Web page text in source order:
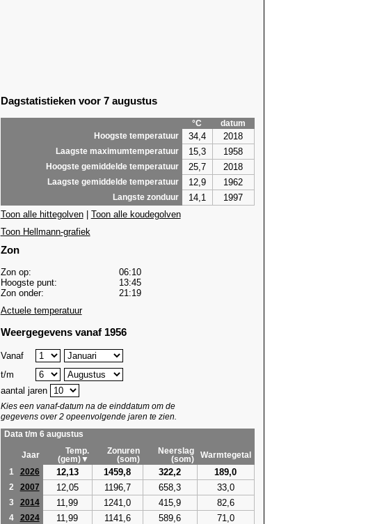
Dagstatistieken voor 7 augustus
°C
datum
Hoogste temperatuur
34,4 2018
Laagste maximumtemperatuur 15,3 1958
Hoogste gemiddelde temperatuur 25,7 2018
Laagste gemiddelde temperatuur 12,9 1962
Langste zonduur 14,1
1997
Toon alle hittegolven| Toon alle koudegolven
Toon Hellmann-grafiek
Zon
Zon op:
06:10
Hoogste punt:
13:45
Zon onder:
21:19
Actuele temperatuur
Weergegevens vanaf 1956
Vanaf
t/m
aantal jaren
Kies een vanaf-datum na de einddatum om de
gegevens over 2 opeenvolgende jaren te zien.
Data t/m 6 augustus
Jaar
Temp.
(gem)▼
Zonuren
(som)
Neerslag
(som)
Warmtegetal
1
2026 12,13 1459,8 322,2 189,0
2 2007 12,05 1196,7 658,3 33,0
3 2014 11,99 1241,0 415,9 82,6
4 2024 11,99 1141,6 589,6 71,0